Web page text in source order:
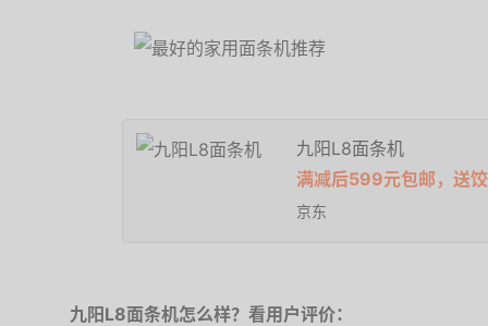
九阳L8面条机
满减后599元包邮，送
京东
九阳L8面条机怎么样？看用户评价：